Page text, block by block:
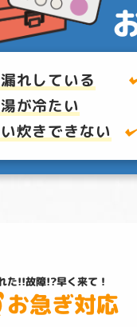
れしている
が冷たい
炊きできない
た!!故障!?早く来て！
お急ぎ対応